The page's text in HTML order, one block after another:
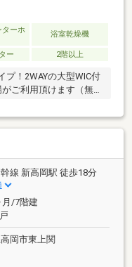
ターホ
浴室乾燥機
ー 2階以上
プ！2WAYの大型WIC付
ご利用頂けます（無
線 新高岡駅 徒歩18分
月/7階建
岡市東上関